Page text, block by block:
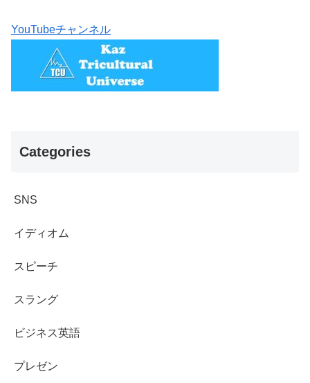
YouTubeチャンネル
Categories
SNS
イディオム
スピーチ
スラング
ビジネス英語
プレゼン